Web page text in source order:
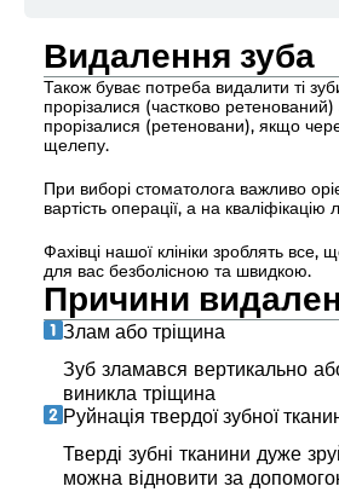
Видалення зуба
Також буває потреба видалити ті
прорізалися (частково
прорізалися (ретеновани), якщо
щелепу.
При виборі стоматолога важливо
вартість операції, а на кваліфікацію
Фахівці нашої клініки зроблять
для вас безболісною та швидкою.
Причини
Злам або тріщина
Зуб зламався вертикально
виникла тріщина
Руйнація твердої зубної
Тверді зубні тканини дуже
можна відновити за